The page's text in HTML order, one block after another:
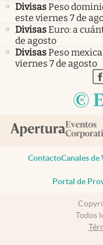
DivisasPeso
este viernes 7 de
DivisasEuro: a
de agosto
DivisasPeso
viernes 7 de agosto
ContactoCanales
Portal de
Todos